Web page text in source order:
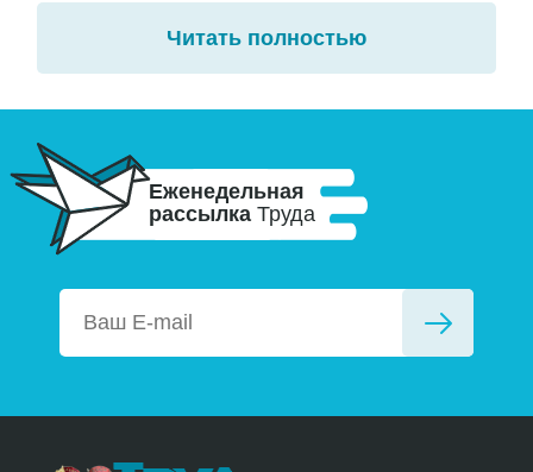
Читать полностью
Еженедельная
рассылка Труда